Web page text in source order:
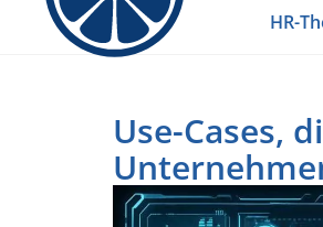
HR-
Use-Cases,